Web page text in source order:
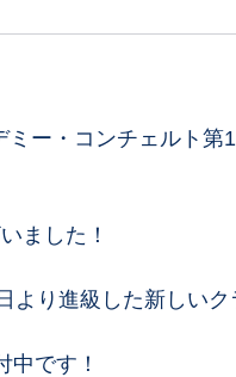
ミー・コンチェルト
ました！
より進級した新しい
中です！